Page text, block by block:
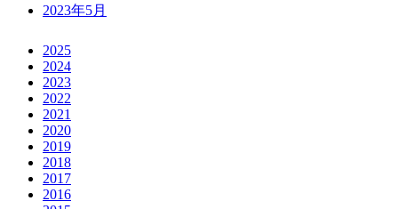
2023年5月
2025
2024
2023
2022
2021
2020
2019
2018
2017
2016